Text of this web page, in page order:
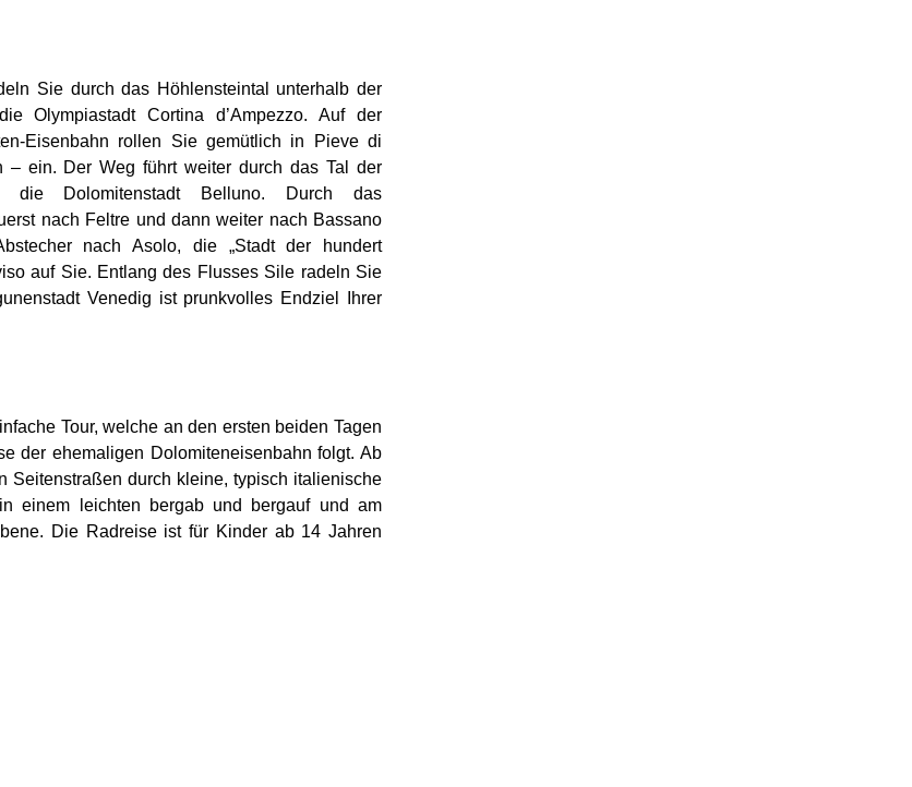
Sie durch das Höhlensteintal unterhalb der
Olympiastadt Cortina d’Ampezzo. Auf der
Eisenbahn rollen Sie gemütlich in Pieve di
– ein. Der Weg führt weiter durch das Tal der
die Dolomitenstadt Belluno. Durch das
nach Feltre und dann weiter nach Bassano
nach Asolo, die „Stadt der hundert
auf Sie. Entlang des Flusses Sile radeln Sie
Venedig ist prunkvolles Endziel Ihrer
Tour, welche an den ersten beiden Tagen
der ehemaligen Dolomiteneisenbahn folgt. Ab
Seitenstraßen durch kleine, typisch italienische
einem leichten bergab und bergauf und am
Die Radreise ist für Kinder ab 14 Jahren